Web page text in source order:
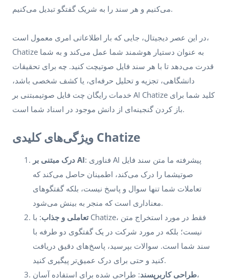
می‌کنیم و هر سند را به شریک گفتگو تبدیل می‌کنیم.
در این عصر دیجیتال، جایی که بار اطلاعاتی امری معمول است،
Chatize به عنوان دستیار هوشمند شما عمل می‌کند و به شما
قدرت می‌دهد تا با هر سند فایل صوتیچت کنید. چه برای تحقیقات
دانشگاهی، تجزیه و تحلیل حرفه‌ای، یا کشف شخصی باشد،
خدمات رایگان چت فایل صوتیمبتنی بر AI Chatize کلید شما برای
باز کردن گنجینه‌ای از دانش موجود در اسناد شما است.
ویژگی‌های کلیدی Chatize
درک مبتنی بر AI: فناوری AI پیشرفته ما متن سند فایل
صوتیشما را درک می‌کند، اطمینان حاصل می‌کند که
تعاملات شما تنها سوال و پاسخ نیست، بلکه گفتگوهای
معناداری است که منجر به بینش می‌شود.
تعاملی و جذاب: با Chatize، فقط در مورد استخراج متن
نیست؛ بلکه در مورد شرکت در یک گفتگوی دو طرفه با
سند شما است. سوالات بپرسید، پاسخ‌های دقیق دریافت
کنید و حتی برای درک عمیق‌تر پیگیری کنید.
طراحی کاربرپسند: طراحی شده برای استفاده آسان،